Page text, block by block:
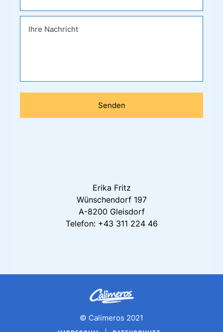
Feld
leer.
Bitte
Erika Fritz
Wünschendorf 197
A-8200 Gleisdorf
Telefon: +43 311 224 46
© Calimeros 2021